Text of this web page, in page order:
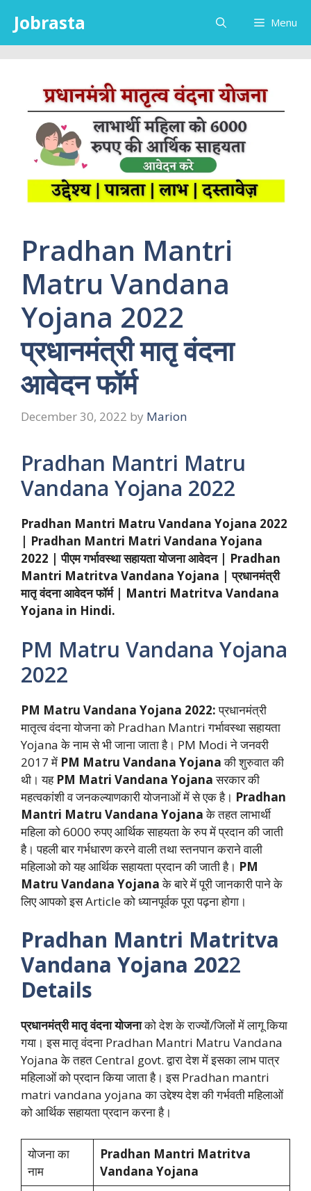
content
Jobrasta Menu
Pradhan Mantri
Matru Vandana
Yojana 2022
प्रधानमंत्री मातृ वंदना
आवेदन फॉर्म
December 30, 2022 by Marion
Pradhan Mantri Matru
Vandana Yojana 2022
Pradhan Mantri Matru Vandana Yojana 2022
| Pradhan Mantri Matri Vandana Yojana
2022 | पीएम गर्भावस्था सहायता योजना आवेदन | Pradhan
Mantri Matritva Vandana Yojana | प्रधानमंत्री
मातृ वंदना आवेदन फॉर्म | Mantri Matritva Vandana
Yojana in Hindi.
PM Matru Vandana Yojana
2022
PM Matru Vandana Yojana 2022:प्रधानमंत्री
मातृत्व वंदना योजना को Pradhan Mantri गर्भावस्था सहायता
Yojana के नाम से भी जाना जाता है। PM Modi ने जनवरी
2017 में PM Matru Vandana Yojanaकी शुरुवात की
थी। यह PM Matri Vandana Yojanaसरकार की
महत्वकांशी व जनकल्याणकारी योजनाओं में से एक है। Pradhan
Mantri Matru Vandana Yojanaके तहत लाभार्थी
महिला को 6000 रुपए आर्थिक साहयता के रुप में प्रदान की जाती
है। पहली बार गर्भधारण करने वाली तथा स्तनपान कराने वाली
महिलाओ को यह आर्थिक सहायता प्रदान की जाती है। PM
Matru Vandana Yojanaके बारे में पूरी जानकारी पाने के
लिए आपको इस Article को ध्यानपूर्वक पूरा पढ़ना होगा।
Pradhan Mantri Matritva
Vandana Yojana 2022
Details
प्रधानमंत्री मातृ वंदना योजनाको देश के राज्यों/जिलों में लागू किया
गया। इस मातृ वंदना Pradhan Mantri Matru Vandana
Yojana के तहत Central govt. द्वारा देश में इसका लाभ पात्र
महिलाओं को प्रदान किया जाता है। इस Pradhan mantri
matri vandana yojana का उद्देश्य देश की गर्भवती महिलाओं
को आर्थिक सहायता प्रदान करना है।
योजना का
नाम
Pradhan Mantri Matritva
Vandana Yojana